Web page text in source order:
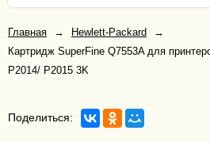
Главная → Hewlett-Packard
→
Картридж SuperFine Q7553A для
P2014/ P2015 3K
Поделиться: